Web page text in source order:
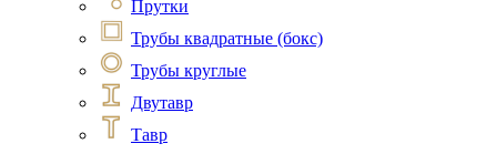
Прутки
Трубы квадратные (бокс)
Трубы круглые
Двутавр
Тавр